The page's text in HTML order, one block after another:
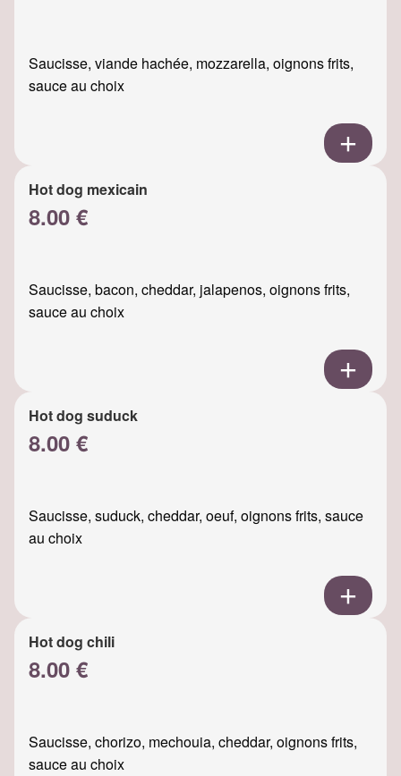
Saucisse, viande hachée, mozzarella, oignons frits,
sauce au choix
Hot dog mexicain
8.00 €
Saucisse, bacon, cheddar, jalapenos, oignons frits,
sauce au choix
Hot dog suduck
8.00 €
Saucisse, suduck, cheddar, oeuf, oignons frits, sauce
au choix
Hot dog chili
8.00 €
Saucisse, chorizo, mechouia, cheddar, oignons frits,
sauce au choix